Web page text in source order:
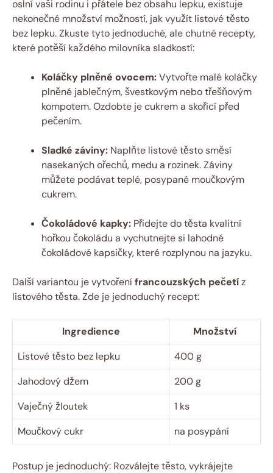
oslní vaši rodinu i přátele bez obsahu lepku, existuje
nekonečné množství možností, jak využít listové těsto
bez lepku. Zkuste tyto jednoduché, ale chutné recepty,
které potěší každého milovníka sladkostí:
Koláčky plněné ovocem:Vytvořte malé koláčky
plněné jablečným, švestkovým nebo třešňovým
kompotem. Ozdobte je cukrem a skořicí před
pečením.
Sladké záviny: Naplňte listové těsto směsí
nasekaných ořechů, medu a rozinek. Záviny
můžete podávat teplé, posypané moučkovým
cukrem.
Čokoládové kapky: Přidejte do těsta kvalitní
hořkou čokoládu a vychutnejte si lahodné
čokoládové kapsičky, které rozplynou na jazyku.
Další variantou je vytvořenífrancouzských pečetíz
listového těsta. Zde je jednoduchý recept:
Ingredience
Množství
Listové těsto bez lepku
400 g
Jahodový džem
200 g
Vaječný žloutek
1 ks
Moučkový cukr
na posypání
Postup je jednoduchý: Rozválejte těsto, vykrájejte